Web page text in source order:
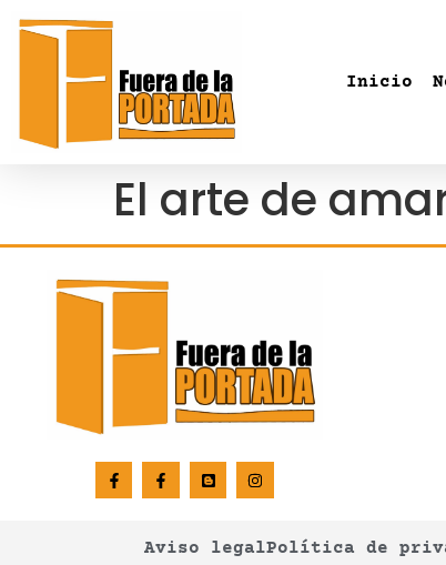
Inicio
El arte de
Aviso legalPolítica de